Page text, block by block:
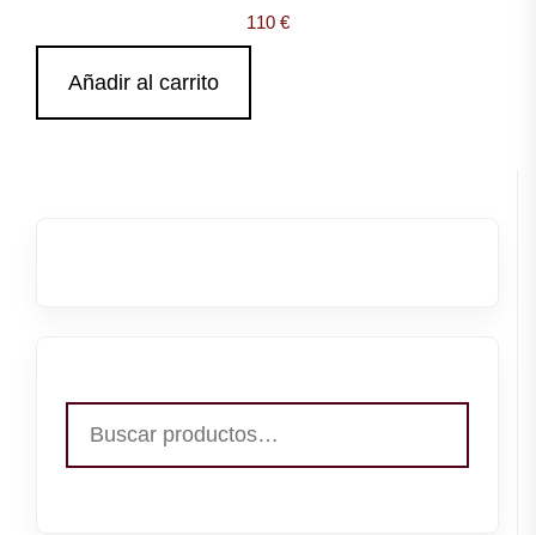
110 €
Añadir al carrito
por: